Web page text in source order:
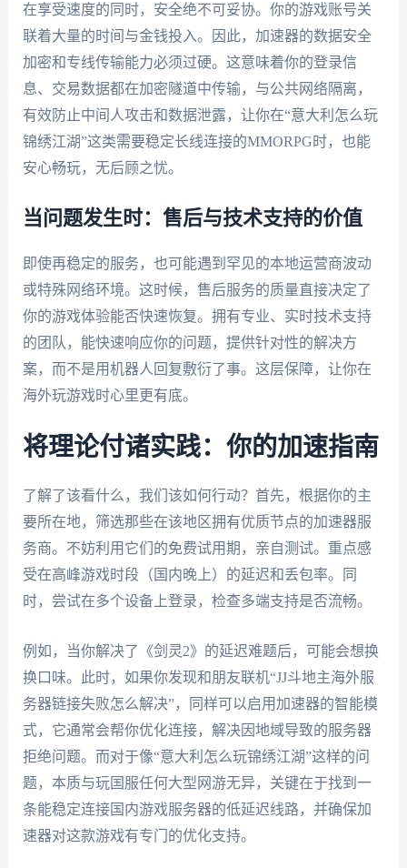
在享受速度的同时，安全绝不可妥协。你的游戏账号关
联着大量的时间与金钱投入。因此，加速器的数据安全
加密和专线传输能力必须过硬。这意味着你的登录信
息、交易数据都在加密隧道中传输，与公共网络隔离，
有效防止中间人攻击和数据泄露，让你在“意大利怎么玩
锦绣江湖”这类需要稳定长线连接的MMORPG时，也能
安心畅玩，无后顾之忧。
当问题发生时：售后与技术支持的价值
即使再稳定的服务，也可能遇到罕见的本地运营商波动
或特殊网络环境。这时候，售后服务的质量直接决定了
你的游戏体验能否快速恢复。拥有专业、实时技术支持
的团队，能快速响应你的问题，提供针对性的解决方
案，而不是用机器人回复敷衍了事。这层保障，让你在
海外玩游戏时心里更有底。
将理论付诸实践：你的加速指南
了解了该看什么，我们该如何行动？首先，根据你的主
要所在地，筛选那些在该地区拥有优质节点的加速器服
务商。不妨利用它们的免费试用期，亲自测试。重点感
受在高峰游戏时段（国内晚上）的延迟和丢包率。同
时，尝试在多个设备上登录，检查多端支持是否流畅。
例如，当你解决了《剑灵2》的延迟难题后，可能会想换
换口味。此时，如果你发现和朋友联机“JJ斗地主海外服
务器链接失败怎么解决”，同样可以启用加速器的智能模
式，它通常会帮你优化连接，解决因地域导致的服务器
拒绝问题。而对于像“意大利怎么玩锦绣江湖”这样的问
题，本质与玩国服任何大型网游无异，关键在于找到一
条能稳定连接国内游戏服务器的低延迟线路，并确保加
速器对这款游戏有专门的优化支持。